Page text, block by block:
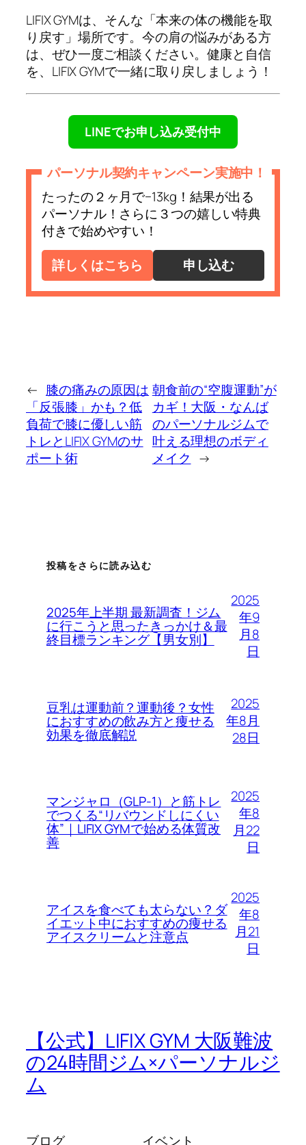
LIFIX GYMは、そんな「本来の体の機能を取
り戻す」場所です。今の肩の悩みがある方
は、ぜひ一度ご相談ください。健康と自信
を、LIFIX GYMで一緒に取り戻しましょう！
LINEでお申し込み受付中
パーソナル契約キャンペーン実施中！
たったの２ヶ月で−13kg！結果が出る
パーソナル！さらに３つの嬉しい特典
付きで始めやすい！
詳しくはこちら
申し込む
← 膝の痛みの原因は
「反張膝」かも？低
負荷で膝に優しい筋
トレとLIFIX GYMのサ
ポート術
朝食前の“空腹運動”が
カギ！大阪・なんば
のパーソナルジムで
叶える理想のボディ
メイク →
投稿をさらに読み込む
2025年上半期 最新調査！ジム
に行こうと思ったきっかけ＆最
終目標ランキング【男女別】
2025
年9
月8
日
豆乳は運動前？運動後？女性
におすすめの飲み方と痩せる
効果を徹底解説
2025
年8月
28日
マンジャロ（GLP-1）と筋トレ
でつくる“リバウンドしにくい
体”｜LIFIX GYMで始める体質改
善
2025
年8
月22
日
アイスを食べても太らない？ダ
イエット中におすすめの痩せる
アイスクリームと注意点
2025
年8
月21
日
【公式】LIFIX GYM 大阪難波
の24時間ジム×パーソナルジ
ム
ブログ イベント